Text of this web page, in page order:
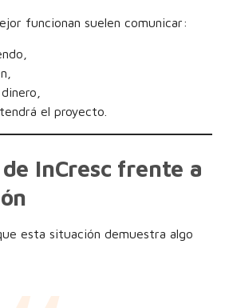
funcionan suelen comunicar:
el proyecto.
InCresc frente a
esta situación demuestra algo